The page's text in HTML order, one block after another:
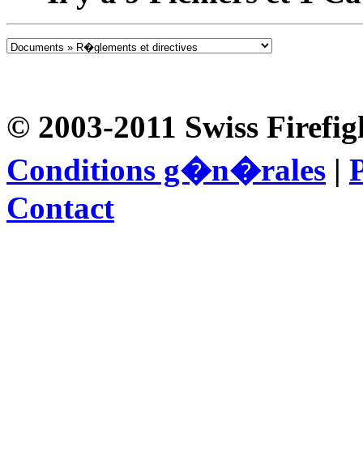
© 2003-2011 Swiss
Conditions g�n�rales |
Contact